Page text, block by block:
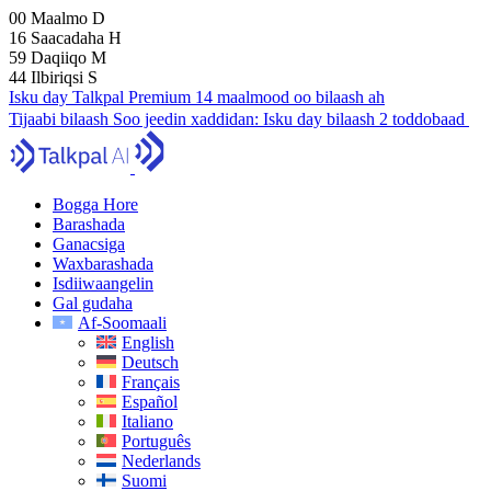
00 Maalmo D
16 Saacadaha H
59 Daqiiqo M
43 Ilbiriqsi S
Isku day Talkpal Premium 14 maalmood oo bilaash ah
Tijaabi bilaash Soo jeedin xaddidan: Isku day bilaash 2 toddobaad
Bogga Hore
Barashada
Ganacsiga
Waxbarashada
Isdiiwaangelin
Gal gudaha
Af-Soomaali
English
Deutsch
Français
Español
Italiano
Português
Nederlands
Suomi